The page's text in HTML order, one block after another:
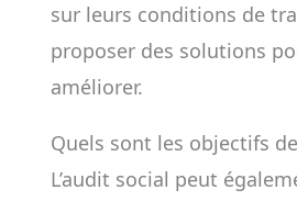
sur leurs conditions de
proposer des solutions
améliorer.
Quels sont les objectifs
L’audit social peut